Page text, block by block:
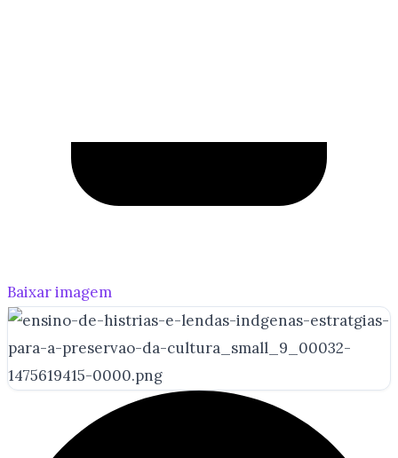
Baixar imagem